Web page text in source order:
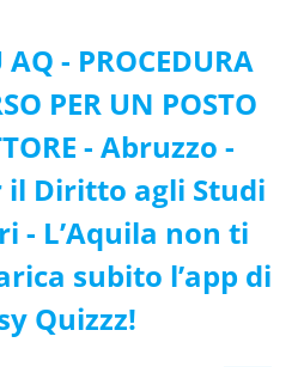
AQ - PROCEDURA
PER UN POSTO
- Abruzzo -
il Diritto agli Studi
- L’Aquila non ti
subito l’app di
Quizzz!